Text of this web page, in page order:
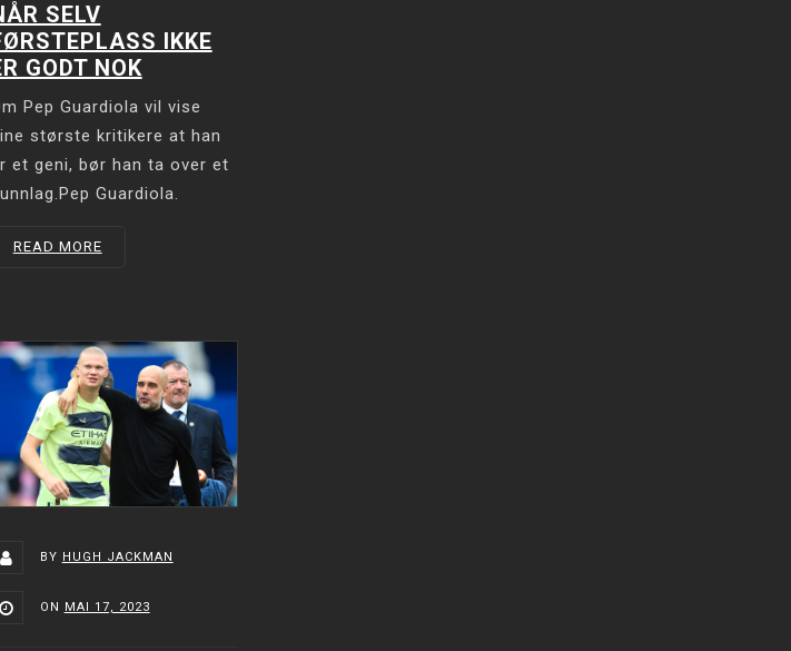
SELV
IKKE
GODT NOK
Pep Guardiola vil vise
største kritikere at han
et geni, bør han ta over et
Guardiola.
READ MORE
BY HUGH JACKMAN
ON MAI 17, 2023